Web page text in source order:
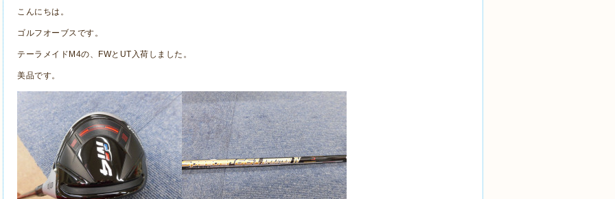
こんにちは。
ゴルフオーブスです。
テーラメイドM4の、FWとUT入荷しました。
美品です。